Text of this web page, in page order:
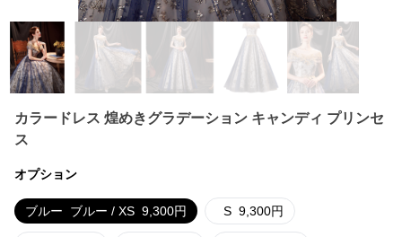
カラードレス 煌めきグラデーション キャンディ プリンセ
ス
オプション
ブルー ブルー / XS 9,300円 S 9,300円